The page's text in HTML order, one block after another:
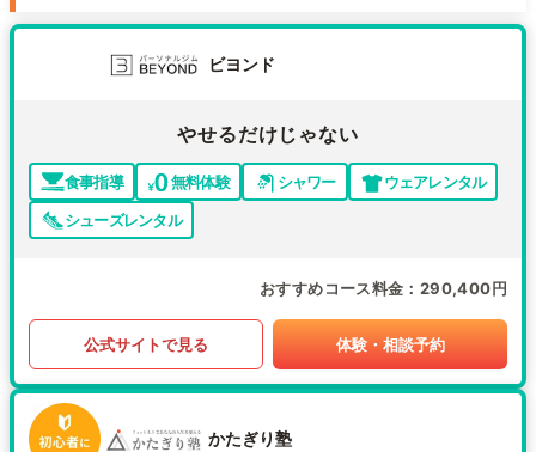
ビヨンド
やせるだけじゃない
食事指導 無料体験 シャワー
ウェアレンタル
シューズレンタル
おすすめコース料金 290,400円
公式サイトで見る 体験・相談予約
かたぎり塾